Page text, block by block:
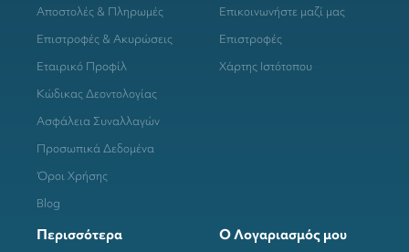
Αποστολές & Πληρωμές
Επιστροφές & Ακυρώσεις
Εταιρικό Προφίλ
Κώδικας Δεοντολογίας
Ασφάλεια Συναλλαγών
Προσωπικά Δεδομένα
Όροι Χρήσης
Blog
Επικοινωνήστε μαζί μας
Επιστροφές
Χάρτης Ιστότοπου
Περισσότερα Ο Λογαριασμός μου